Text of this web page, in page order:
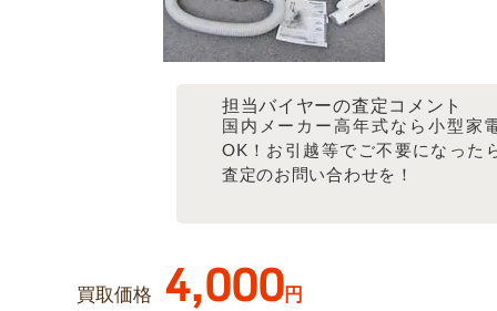
担当バイヤーの査定コメント
国内メーカー高年式なら小型家
OK！お引越等でご不要になった
査定のお問い合わせを！
買取価格 4,000円